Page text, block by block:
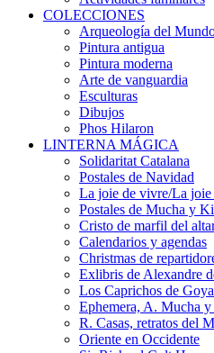
COLECCIONES
Arqueología del
Pintura antigua
Pintura moderna
Arte de vanguardia
Esculturas
Dibujos
Phos Hilaron
LINTERNA MÁGICA
Solidaritat Catalana
Postales de Navidad
La joie de vivre/La
Postales de Mucha y
Cristo de marfil del
Calendarios y agendas
Christmas de
Exlibris de Alexandre
Los Caprichos de Goya
Ephemera, A. Mucha
R. Casas, retratos del
Oriente en Occidente